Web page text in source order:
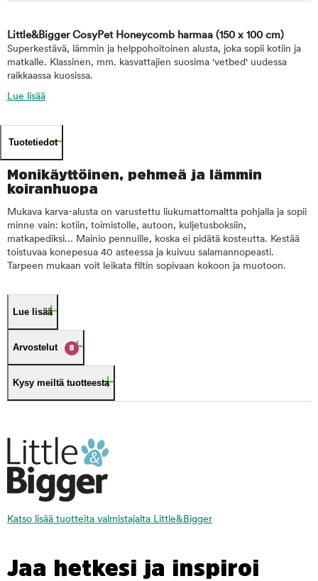
Little&Bigger CosyPet Honeycomb harmaa (150 x 100 cm)
Superkestävä, lämmin ja helppohoitoinen alusta, joka sopii kotiin ja
matkalle. Klassinen, mm. kasvattajien suosima 'vetbed' uudessa
raikkaassa kuosissa.
Lue lisää
Tuotetiedot
Monikäyttöinen, pehmeä ja lämmin
koiranhuopa
Mukava karva-alusta on varustettu liukumattomaltta pohjalla ja sopii
minne vain: kotiin, toimistolle, autoon, kuljetusboksiin,
matkapediksi... Mainio pennuille, koska ei pidätä kosteutta. Kestää
toistuvaa konepesua 40 asteessa ja kuivuu salamannopeasti.
Tarpeen mukaan voit leikata filtin sopivaan kokoon ja muotoon.
Lue lisää
Arvostelut 8
Kysy meiltä tuotteesta
Katso lisää tuotteita valmistajalta Little&Bigger
Jaa hetkesi ja inspiroi